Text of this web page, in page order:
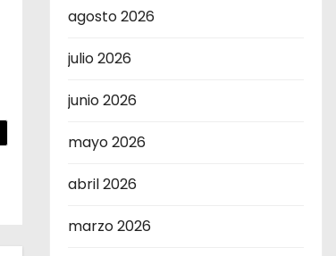
agosto 2026
julio 2026
junio 2026
mayo 2026
abril 2026
marzo 2026